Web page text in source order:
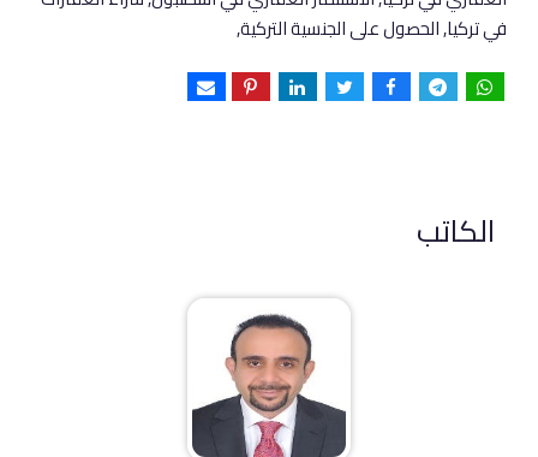
في تركيا, الحصول على الجنسية التركية,
الكاتب